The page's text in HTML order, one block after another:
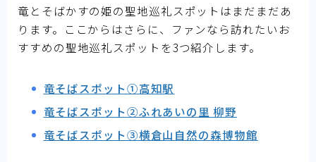
竜とそばかすの姫の聖地巡礼スポットはまだまだあ
ります。ここからはさらに、ファンなら訪れたいお
すすめの聖地巡礼スポットを3つ紹介します。
竜そばスポット①高知駅
竜そばスポット②ふれあいの里 柳野
竜そばスポット③横倉山自然の森博物館